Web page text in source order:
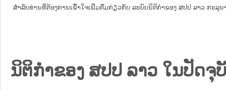
ສໍາລັບທ່ານທີ່ຕ້ອງການເຂົ້າໃຈເພີ່ມຕື່ມກ່ຽວກັບ ລະບົບນິຕິກຳຂອງ ສປປ ລາວ ກະລຸນ
ນິຕິກຳຂອງ ສປປ ລາວ ໃນປັດ